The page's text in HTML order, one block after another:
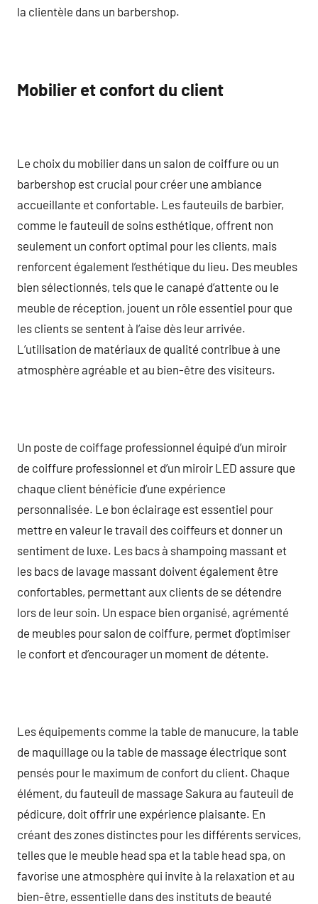
la clientèle dans un barbershop.
Mobilier et confort du client
Le choix du mobilier dans un salon de coiffure ou un
barbershop est crucial pour créer une ambiance
accueillante et confortable. Les fauteuils de barbier,
comme le fauteuil de soins esthétique, offrent non
seulement un confort optimal pour les clients, mais
renforcent également l’esthétique du lieu. Des meubles
bien sélectionnés, tels que le canapé d’attente ou le
meuble de réception, jouent un rôle essentiel pour que
les clients se sentent à l’aise dès leur arrivée.
L’utilisation de matériaux de qualité contribue à une
atmosphère agréable et au bien-être des visiteurs.
Un poste de coiffage professionnel équipé d’un miroir
de coiffure professionnel et d’un miroir LED assure que
chaque client bénéficie d’une expérience
personnalisée. Le bon éclairage est essentiel pour
mettre en valeur le travail des coiffeurs et donner un
sentiment de luxe. Les bacs à shampoing massant et
les bacs de lavage massant doivent également être
confortables, permettant aux clients de se détendre
lors de leur soin. Un espace bien organisé, agrémenté
de meubles pour salon de coiffure, permet d’optimiser
le confort et d’encourager un moment de détente.
Les équipements comme la table de manucure, la table
de maquillage ou la table de massage électrique sont
pensés pour le maximum de confort du client. Chaque
élément, du fauteuil de massage Sakura au fauteuil de
pédicure, doit offrir une expérience plaisante. En
créant des zones distinctes pour les différents services,
telles que le meuble head spa et la table head spa, on
favorise une atmosphère qui invite à la relaxation et au
bien-être, essentielle dans des instituts de beauté